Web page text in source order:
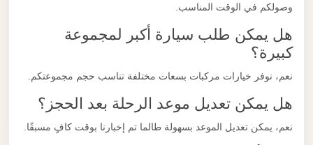
وصولكم في الوقت المناسب.
هل يمكن طلب سيارة أكبر لمجموعة
كبيرة؟
نعم، نوفر خيارات مركبات بسعات مختلفة تناسب حجم مجموعتكم.
هل يمكن تعديل موعد الرحلة بعد الحجز؟
نعم، يمكن تعديل الموعد بسهولة طالما تم إخبارنا بوقت كافٍ مسبقًا.